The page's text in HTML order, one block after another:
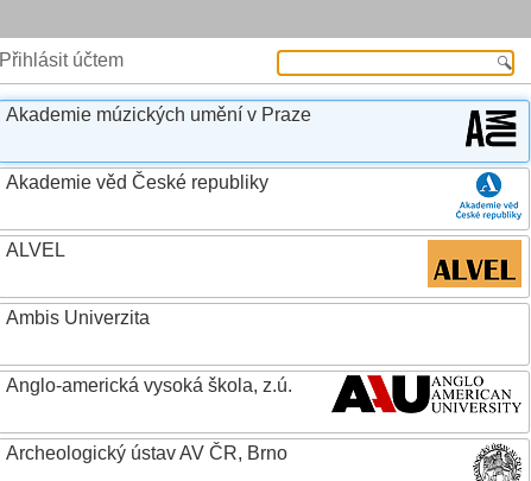
Přihlásit účtem
Akademie múzických umění v Praze
Akademie věd České republiky
ALVEL
Ambis Univerzita
Anglo-americká vysoká škola, z.ú.
Archeologický ústav AV ČR, Brno